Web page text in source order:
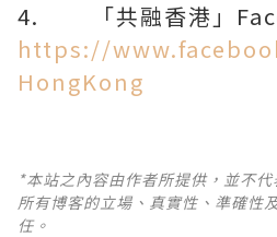
4. 「共融香港」
https://
HongKong
*本站之內容由作者所提供，並不
所有博客的立場、真實性、準確性
任。